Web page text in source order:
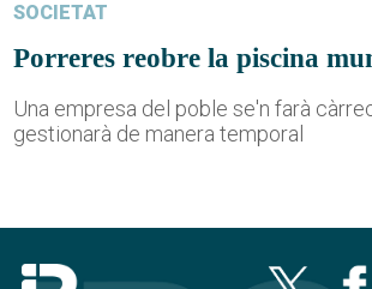
SOCIETAT
Porreres reobre la piscina
Una empresa del poble se'n farà
gestionarà de manera temporal